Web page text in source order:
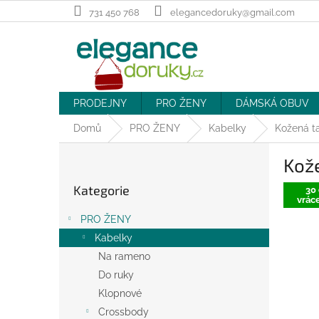
na
731 450 768 elegancedoruky@gmail.com
PRODEJNY PRO ŽENY DÁMSKÁ OBUV
Domů PRO ŽENY Kabelky Kožená
a
n
kategorie
Kategorie
PRO ŽENY
Kabelky
Na rameno
Do ruky
Klopnové
Crossbody
30